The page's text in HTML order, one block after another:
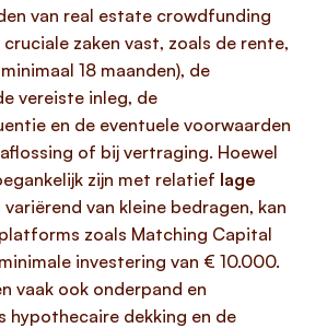
van real estate crowdfunding
zaken vast, zoals de rente,
18 maanden), de
vereiste inleg, de
en de eventuele voorwaarden
of bij vertraging. Hoewel
zijn met relatief lage
variërend van kleine bedragen, kan
zoals Matching Capital
investering van € 10.000.
vaak ook onderpand en
hypothecaire dekking en de